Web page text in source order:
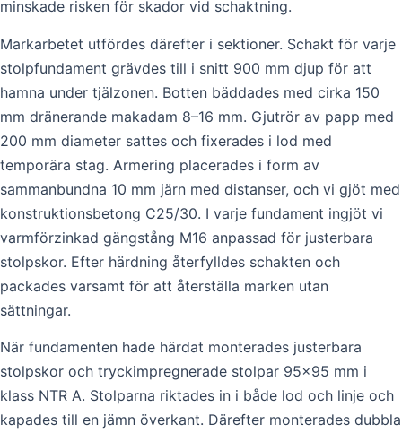
minskade risken för skador vid schaktning.
Markarbetet utfördes därefter i sektioner. Schakt för varje
stolpfundament grävdes till i snitt 900 mm djup för att
hamna under tjälzonen. Botten bäddades med cirka 150
mm dränerande makadam 8–16 mm. Gjutrör av papp med
200 mm diameter sattes och fixerades i lod med
temporära stag. Armering placerades i form av
sammanbundna 10 mm järn med distanser, och vi gjöt med
konstruktionsbetong C25/30. I varje fundament ingjöt vi
varmförzinkad gängstång M16 anpassad för justerbara
stolpskor. Efter härdning återfylldes schakten och
packades varsamt för att återställa marken utan
sättningar.
När fundamenten hade härdat monterades justerbara
stolpskor och tryckimpregnerade stolpar 95×95 mm i
klass NTR A. Stolparna riktades in i både lod och linje och
kapades till en jämn överkant. Därefter monterades dubbla